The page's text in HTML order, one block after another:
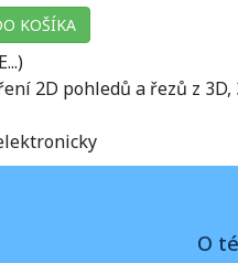
KOŠÍKA
2D pohledů a řezů z
O